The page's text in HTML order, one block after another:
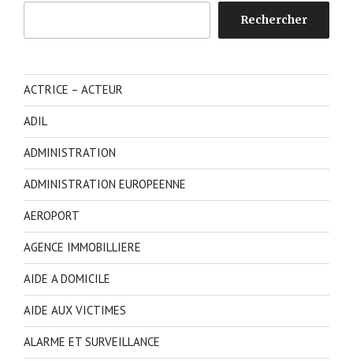
Rechercher
ACTRICE – ACTEUR
ADIL
ADMINISTRATION
ADMINISTRATION EUROPEENNE
AEROPORT
AGENCE IMMOBILLIERE
AIDE A DOMICILE
AIDE AUX VICTIMES
ALARME ET SURVEILLANCE